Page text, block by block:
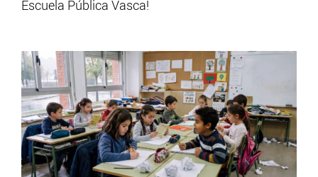
Escuela Pública Vasca!